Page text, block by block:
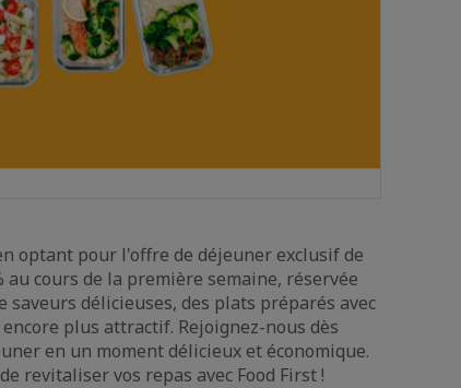
optant pour l'offre de déjeuner exclusif de
au cours de la première semaine, réservée
saveurs délicieuses, des plats préparés avec
plus attractif. Rejoignez-nous dès
en un moment délicieux et économique.
revitaliser vos repas avec Food First !